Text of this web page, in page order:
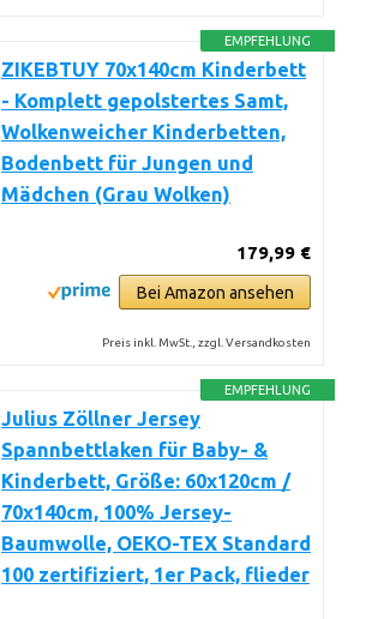
EMPFEHLUNG
ZIKEBTUY 70x140cm Kinderbett
- Komplett gepolstertes Samt,
Wolkenweicher Kinderbetten,
Bodenbett für Jungen und
Mädchen (Grau Wolken)
179,99 €
Bei Amazon ansehen
Preis inkl. MwSt., zzgl. Versandkosten
EMPFEHLUNG
Julius Zöllner Jersey
Spannbettlaken für Baby- &
Kinderbett, Größe: 60x120cm /
70x140cm, 100% Jersey-
Baumwolle, OEKO-TEX Standard
100 zertifiziert, 1er Pack, flieder